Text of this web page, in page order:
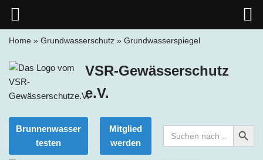
Zum
Home » Grundwasserschutz » Grundwasserspiegel
VSR-Gewässerschutz
e.V.
Brunnenwasser
testen
Mitglied
werden
Search
for:
Search Button